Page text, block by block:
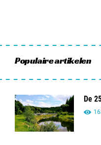
Populaire artikelen
De